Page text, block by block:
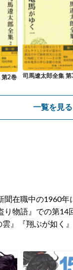
第2巻 司馬遼太郎全集 第
一覧を見る
在職中の1960年
り物語』での第14
』『翔ぶが如く